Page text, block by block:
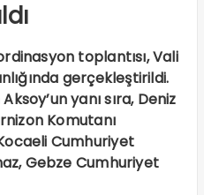
toplantısı, Vali
gerçekleştirildi.
yanı sıra, Deniz
Komutanı
Cumhuriyet
Gebze Cumhuriyet